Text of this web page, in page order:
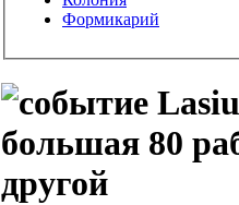
Формикарий
большая 80
другой